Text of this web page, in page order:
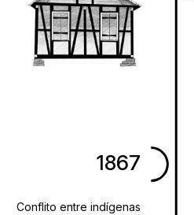
Conflito entre indígenas
1867